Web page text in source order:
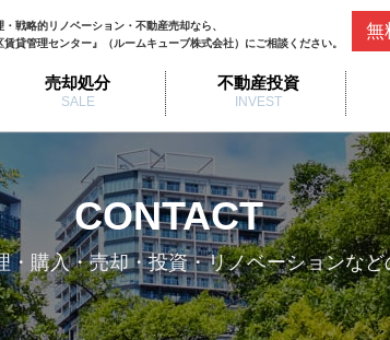
戦略的リノベーション・不動産売却なら、
賃貸管理センター』（ルームキューブ株式会社）にご相談ください。
売却処分
SALE
不動産投資
INVEST
無
CONTACT
・購入・売却・投資・リノベーションな